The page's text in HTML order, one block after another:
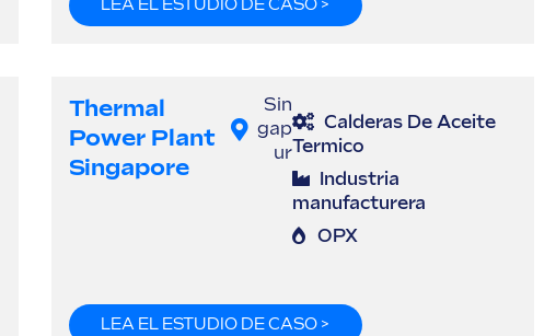
LEA EL ESTUDIO DE CASO >
Thermal
Power Plant
Singapore
Sin
gap
ur
Calderas De Aceite
Termico
Industria
manufacturera
OPX
LEA EL ESTUDIO DE CASO >